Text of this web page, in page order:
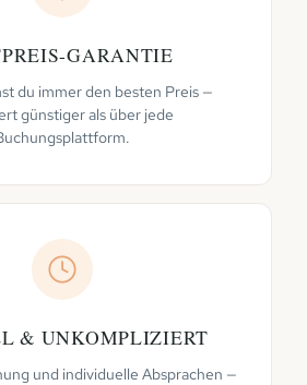
GARANTIE
du immer den besten Preis —
günstiger als über jede
& UNKOMPLIZIERT
und individuelle Absprachen —